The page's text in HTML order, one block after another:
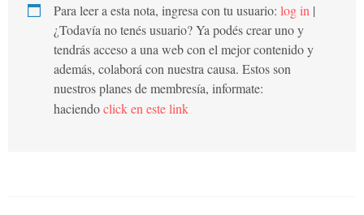
Para leer a esta nota, ingresa con tu usuario: log in |
¿Todavía no tenés usuario? Ya podés crear uno y
tendrás acceso a una web con el mejor contenido y
además, colaborá con nuestra causa. Estos son
nuestros planes de membresía, informate:
haciendoclick en este link